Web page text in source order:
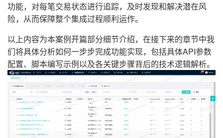
功能，对每笔交易状态进行追踪，及时发现和解决潜在风
险，从而保障整个集成过程顺利运作。
以上内容为本案例开篇部分细节介绍，在接下来的章节中我
们将具体分析如何一步步完成功能实现，包括具体API参数
配置、脚本编写示例以及各关键步骤背后的技术逻辑解析。